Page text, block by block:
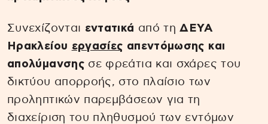
Συνεχίζονται εντατικά από τηΔΕΥΑ
Ηρακλείου εργασίες απεντόμωσης και
απολύμανσηςσε φρεάτια και σχάρες του
δικτύου απορροής, στο πλαίσιο των
προληπτικών παρεμβάσεων για τη
διαχείριση του πληθυσμού των εντόμων